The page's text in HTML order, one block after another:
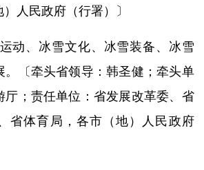
人民政府（行署）〕
动、冰雪文化、冰雪装备、冰雪
。〔牵头省领导：韩圣健；牵头单
厅；责任单位：省发展改革委、省
省体育局，各市（地）人民政府